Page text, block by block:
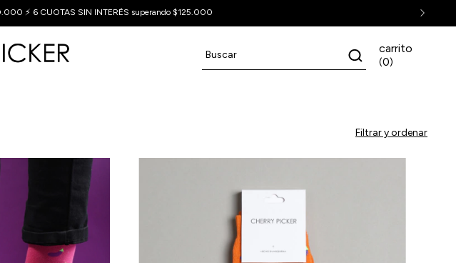
⚡ 6 CUOTAS SIN INTERÉS superando $125.000
carrito
(0)
Filtrar y ordenar